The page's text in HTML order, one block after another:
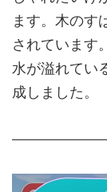
ます。木のす
されています
水が溢れてい
成しました。